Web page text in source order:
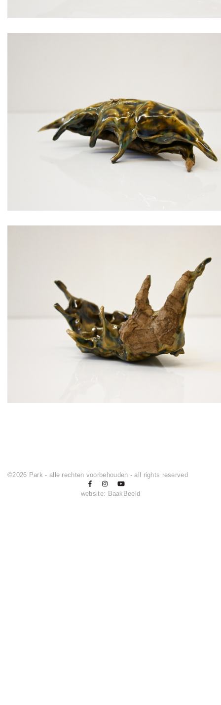
©2026 Park - alle rechten voorbehouden - all rights reserved
website: BaakBeeld